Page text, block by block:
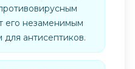
его незаменимым
антисептиков.